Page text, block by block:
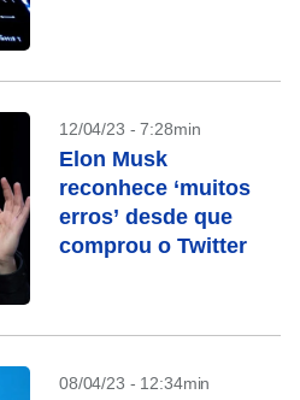
12/04/23 - 7:28min
Elon Musk
reconhece ‘muitos
erros’ desde que
comprou o Twitter
08/04/23 - 12:34min